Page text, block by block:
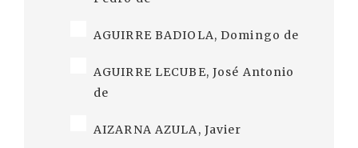
AGUIRRE BADIOLA, Domingo de
AGUIRRE LECUBE, José Antonio
de
AIZARNA AZULA, Javier